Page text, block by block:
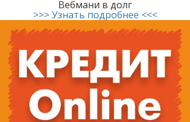
Вебмани в долг
>>> Узнать подробнее <<<